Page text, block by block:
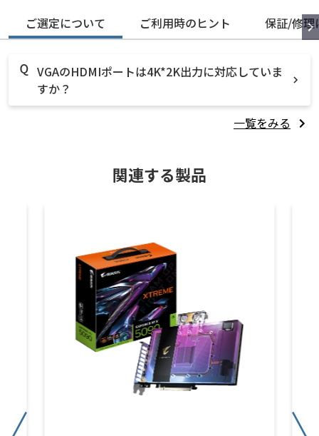
ご選定について ご利用時のヒント 保証/修理
VGAのHDMIポートは4K*2K出力に対応していま
すか？
一覧をみる
関連する製品